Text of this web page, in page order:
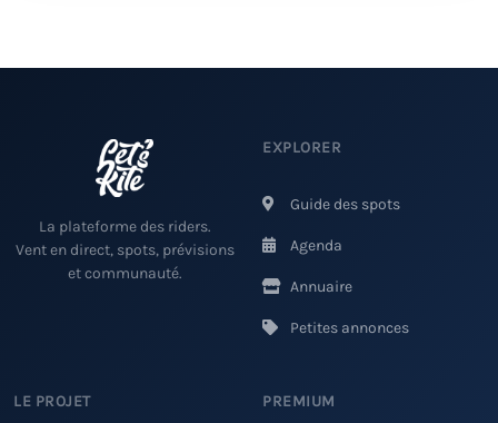
La plateforme des riders.
Vent en direct, spots, prévisions
et communauté.
EXPLORER
Guide des spots
Agenda
Annuaire
Petites annonces
LE PROJET PREMIUM